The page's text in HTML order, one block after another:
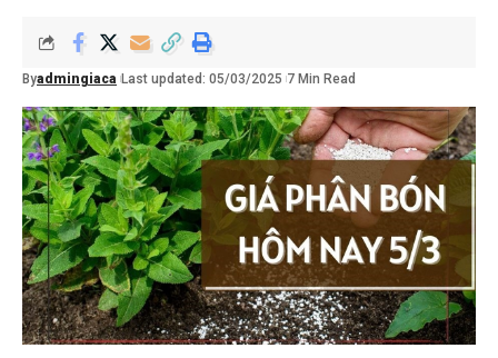
Byadmingiaca Last updated: 05/03/2025 7 Min Read